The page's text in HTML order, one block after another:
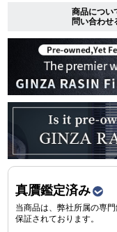
GINZA RASINのプ
送料・お支払方法
ショッピングローン
よくある質問
お問い合わせ
商品につい
問い合わせ
真贋鑑定済み
当商品は、弊社所属の専
保証されております。